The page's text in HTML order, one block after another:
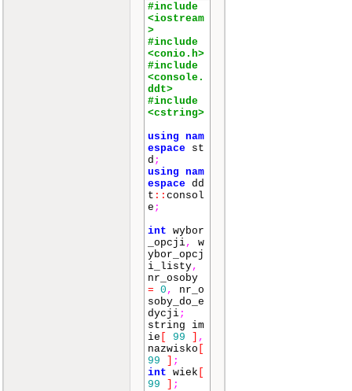
#include
<iostream
>
#include
<conio.h>
#include
<console.
ddt>
#include
<cstring>
using nam
espace st
d ;
using nam
espace dd
t :: consol
e ;
int wybor
_opcji,
w
ybor_opcj
i_listy,
nr_osoby
= 0 ,
nr_o
soby_do_e
dycji;
string im
ie
99
,
nazwisko
99
;
int wiek
99
;